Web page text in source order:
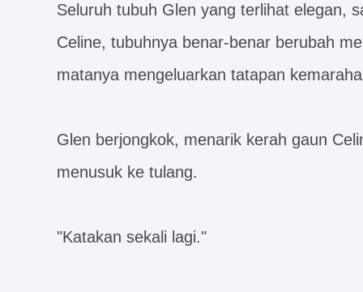
Seluruh tubuh Glen yang terlihat elegan,
Celine, tubuhnya benar-benar berubah
matanya mengeluarkan tatapan
Glen berjongkok, menarik kerah gaun
menusuk ke tulang.
"Katakan sekali lagi."